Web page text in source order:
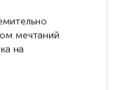
мечтаний
на